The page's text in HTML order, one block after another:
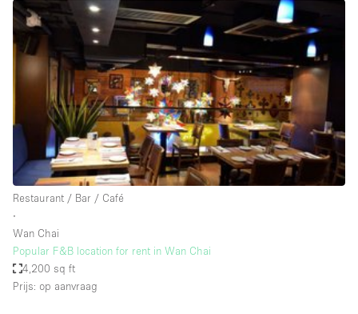
Conferentieruimte
Container
Creatieve ruimte
Dak
Evenementruimte
Foto / Filmstudio
Galerie
Hal
Herenhuis / Huis
Kantoorruimte
Kraampje / Kiosk / Stalletje
Restaurant / Bar / Café
∙
Wan Chai
Popular F&B location for rent in Wan Chai
4,200 sq ft
Prijs: op aanvraag